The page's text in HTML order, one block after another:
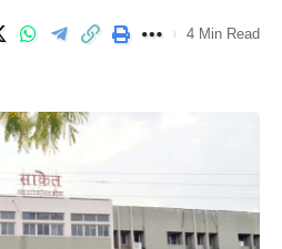
4 Min Read